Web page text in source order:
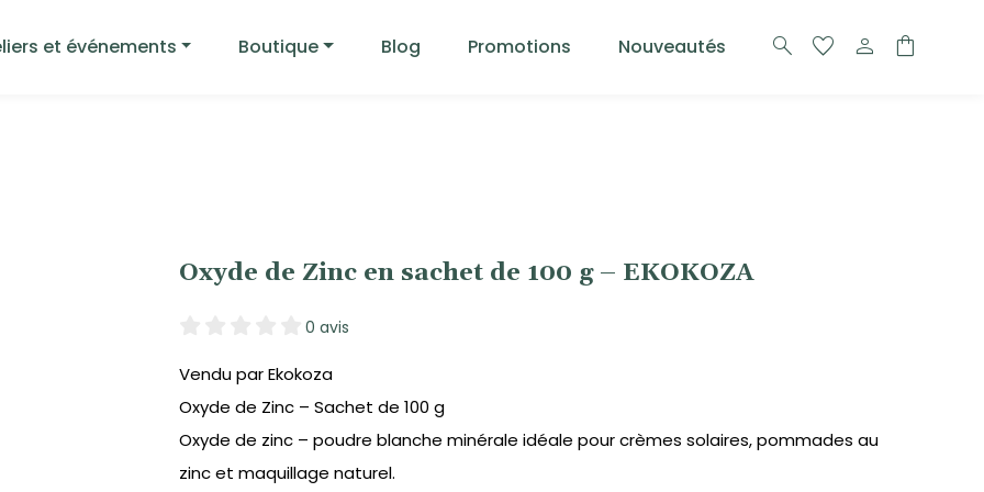
et événements Boutique Blog Promotions Nouveautés search favorite person shopping_bag
Oxyde de Zinc en sachet de 100 g – EKOKOZA
0 avis
Vendu par Ekokoza
Oxyde de Zinc – Sachet de 100 g
Oxyde de zinc – poudre blanche minérale idéale pour crèmes solaires, pommades au
zinc et maquillage naturel.